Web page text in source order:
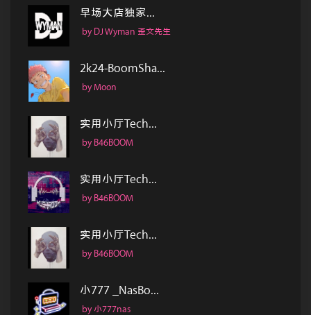
早场大店独家...
by DJ Wyman 歪文先生
2k24-BoomSha...
by Moon
实用小厅Tech...
by B46BOOM
实用小厅Tech...
by B46BOOM
实用小厅Tech...
by B46BOOM
小777 _NasBo...
by 小777nas